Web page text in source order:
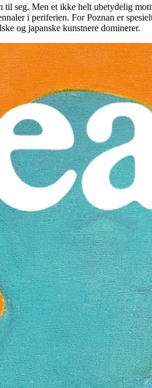
til seg. Men et ikke helt ubetydelig
i periferien. For Poznan er
og japanske kunstnere dominerer.